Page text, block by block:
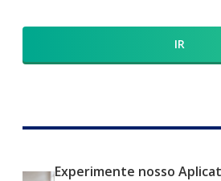
IR
Experimente nosso